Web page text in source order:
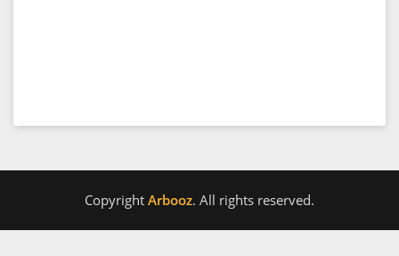
Copyright Arbooz. All rights reserved.